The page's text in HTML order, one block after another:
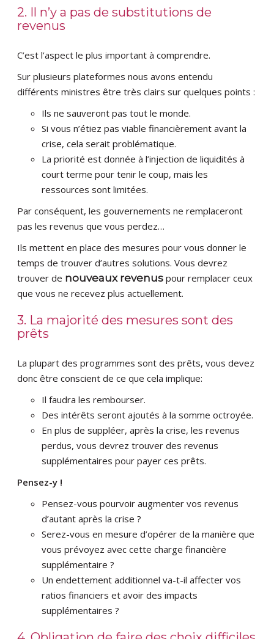
2. Il n’y a pas de substitutions de
revenus
C’est l’aspect le plus important à comprendre.
Sur plusieurs plateformes nous avons entendu
différents ministres être très clairs sur quelques points :
Ils ne sauveront pas tout le monde.
Si vous n’étiez pas viable financièrement avant la
crise, cela serait problématique.
La priorité est donnée à l’injection de liquidités à
court terme pour tenir le coup, mais les
ressources sont limitées.
Par conséquent, les gouvernements ne remplaceront
pas les revenus que vous perdez…
Ils mettent en place des mesures pour vous donner le
temps de trouver d’autres solutions. Vous devrez
trouver de nouveaux revenus pour remplacer ceux
que vous ne recevez plus actuellement.
3. La majorité des mesures sont des
prêts
La plupart des programmes sont des prêts, vous devez
donc être conscient de ce que cela implique:
Il faudra les rembourser.
Des intérêts seront ajoutés à la somme octroyée.
En plus de suppléer, après la crise, les revenus
perdus, vous devrez trouver des revenus
supplémentaires pour payer ces prêts.
Pensez-y !
Pensez-vous pourvoir augmenter vos revenus
d’autant après la crise ?
Serez-vous en mesure d’opérer de la manière que
vous prévoyez avec cette charge financière
supplémentaire ?
Un endettement additionnel va-t-il affecter vos
ratios financiers et avoir des impacts
supplémentaires ?